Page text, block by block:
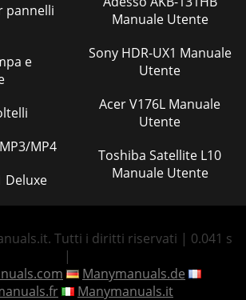
pannelli
e
MP4
Deluxe
Manuale Utente
Sony HDR-UX1 Manuale
Utente
Acer V176L Manuale
Utente
Toshiba Satellite L10
Manuale Utente
Tutti i diritti riservati | 0.041 s
|
Manymanuals.de
Manymanuals.it